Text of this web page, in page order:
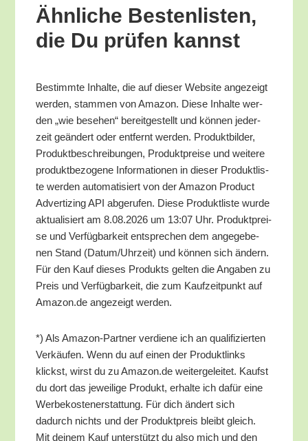
Ähn­li­che Bes­ten­lis­ten,
die Du prü­fen kannst
Bestimm­te Inhal­te, die auf die­ser Web­site ange­zeigt
wer­den, stam­men von Ama­zon. Die­se Inhal­te wer­
den „wie bese­hen“ bereit­ge­stellt und kön­nen jeder­
zeit geän­dert oder ent­fernt wer­den. Pro­dukt­bil­der,
Pro­dukt­be­schrei­bun­gen, Pro­dukt­prei­se und wei­te­re
pro­dukt­be­zo­ge­ne Infor­ma­tio­nen in die­ser Pro­dukt­lis­
te wer­den auto­ma­ti­siert von der Ama­zon Pro­duct
Adver­tiz­ing API abge­ru­fen. Die­se Pro­dukt­lis­te wur­de
aktua­li­siert am 8.08.2026 um 13:07 Uhr. Pro­dukt­prei­
se und Ver­füg­bar­keit ent­spre­chen dem ange­ge­be­
nen Stand (Datum/​Uhrzeit) und kön­nen sich ändern.
Für den Kauf die­ses Pro­dukts gel­ten die Anga­ben zu
Preis und Ver­füg­bar­keit, die zum Kauf­zeit­punkt auf
Amazon.de ange­zeigt werden.
*) Als Ama­zon-Part­ner ver­die­ne ich an qua­li­fi­zier­ten
Ver­käu­fen. Wenn du auf einen der Pro­dukt­links
klickst, wirst du zu Amazon.de wei­ter­ge­lei­tet. Kaufst
du dort das jewei­li­ge Pro­dukt, erhal­te ich dafür eine
Wer­be­kos­ten­er­stat­tung. Für dich ändert sich
dadurch nichts und der Pro­dukt­preis bleibt gleich.
Mit dei­nem Kauf unter­stützt du also mich und den